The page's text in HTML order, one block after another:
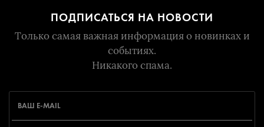
ПОДПИСАТЬСЯ НА НОВОСТИ
Только самая важная информация о новинках и
событиях.
Никакого спама.